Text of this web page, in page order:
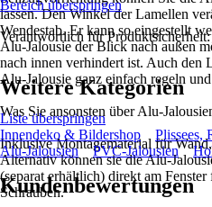
lassen. Den Winkel der Lamellen
Wendestab. Er kann so eingestellt
Alu-Jalousie der Blick nach außen
nach innen verhindert ist. Auch den
Alu-Jalousie ganz einfach regeln
Was Sie ansonsten über Alu-
Inklusive Montagematerial für
Alternativ können sie die Alu-
(separat erhältlich) direkt am
Schrauben.
Bereich überspringen
Verantwortlich für
Weitere Kategorien
Liste überspringen
Innendeko & Bildershop
Plissees,
Alu-Jalousien
PVC-Jalousien
Kundenbewertungen